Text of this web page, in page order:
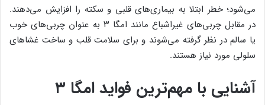
می‌شود؛ خطر ابتلا به بیماری‌های قلبی و سکته را افزایش می‌دهند.
در مقابل چربی‌های غیراشباع مانند امگا ۳ به عنوان چربی‌های خوب
یا سالم در نظر گرفته می‌شوند و برای سلامت قلب و ساخت غشاهای
سلولی مورد نیاز هستند.
آشنایی با مهم‌ترین فواید امگا ۳